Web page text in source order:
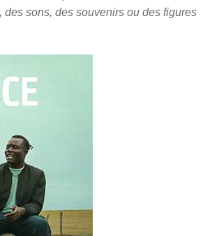
sons, des souvenirs ou des figures